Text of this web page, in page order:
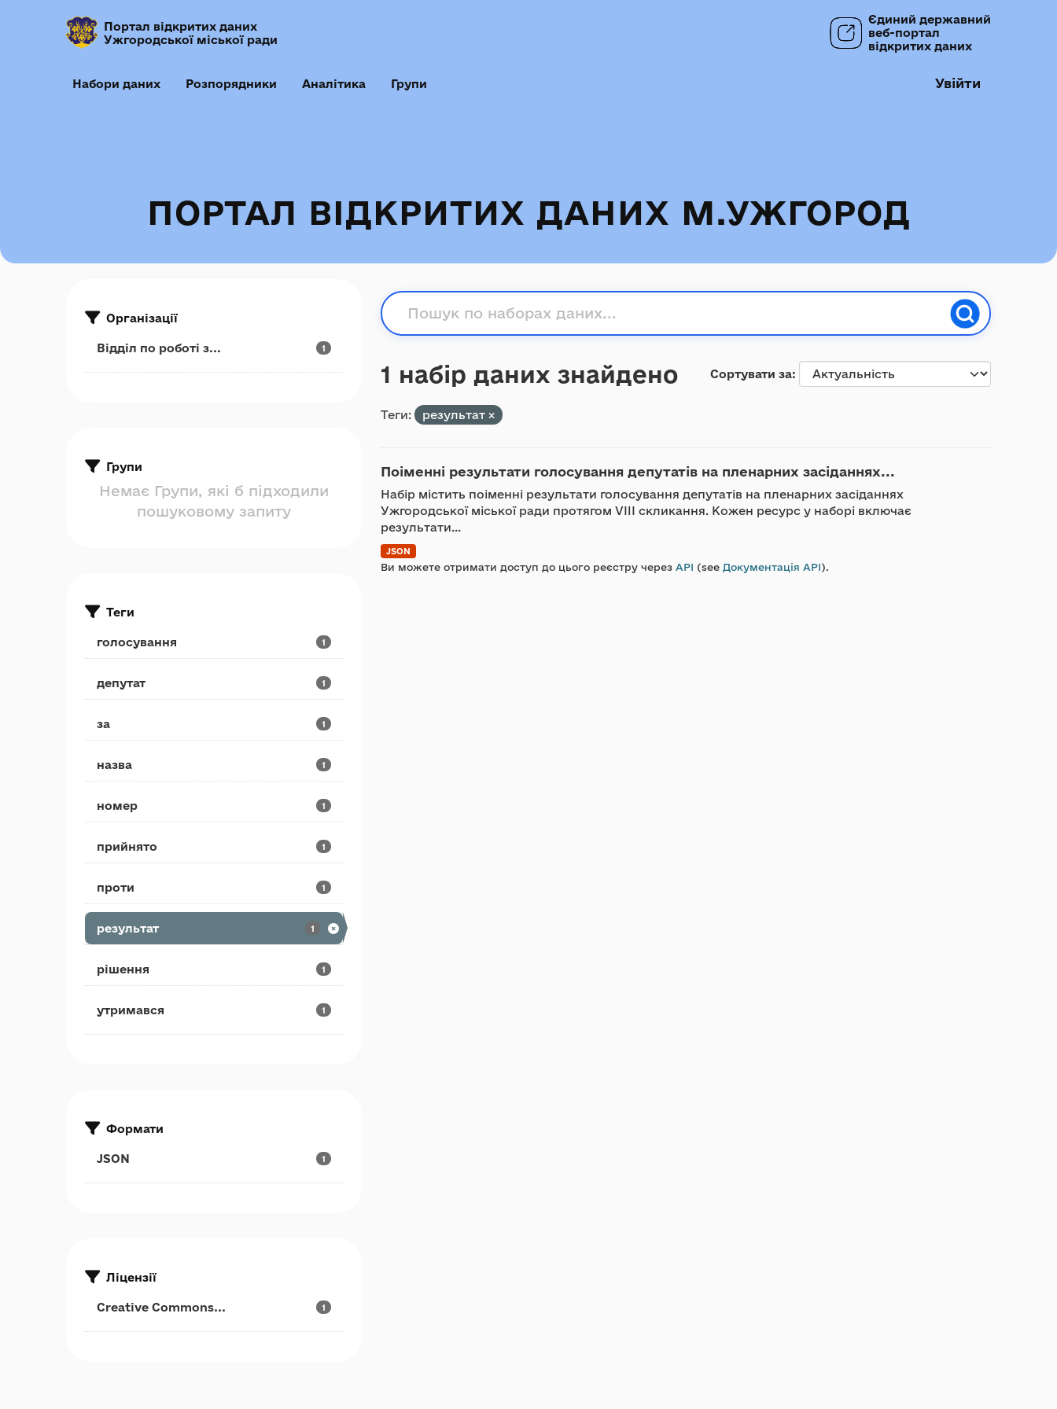
Портал відкритих даних
Ужгородської міської ради
Єдиний державний
веб-портал
відкритих даних
Набори даних Розпорядники Аналітика Групи Увійти
ПОРТАЛ ВІДКРИТИХ ДАНИХ М.УЖГОРОД
Організації
Відділ по роботі з... 1
Групи
Немає Групи, які б підходили
пошуковому запиту
Теги
голосування 1
депутат 1
за 1
назва 1
номер 1
прийнято 1
проти 1
результат 1
рішення 1
утримався 1
Формати
JSON 1
Ліцензії
Creative Commons... 1
Сортувати за
1 набір даних знайдено
Теги: результат
Поіменні результати голосування депутатів на пленарних засіданнях...
Набір містить поіменні результати голосування депутатів на пленарних засіданнях
Ужгородської міської ради протягом VIII скликання. Кожен ресурс у наборі включає
результати...
JSON
Ви можете отримати доступ до цього реєстру через API (see Документація API).